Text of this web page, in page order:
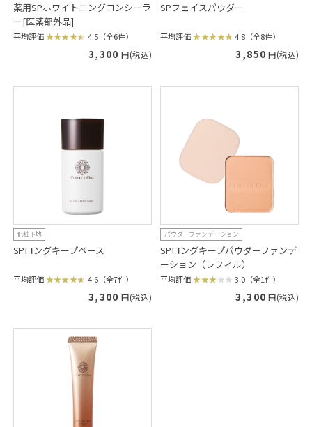
薬用SPホワイトニングコンシーラ
ー[医薬部外品]
平均評価 4.5（全6件）
3,300 円(税込)
SPフェイスパウダー
平均評価 4.8（全8件）
3,850 円(税込)
化粧下地
SPロングキープベース
平均評価 4.6（全7件）
3,300 円(税込)
パウダーファンデーション
SPロングキープパウダーファンデ
ーション（レフィル）
平均評価 3.0（全1件）
3,300 円(税込)